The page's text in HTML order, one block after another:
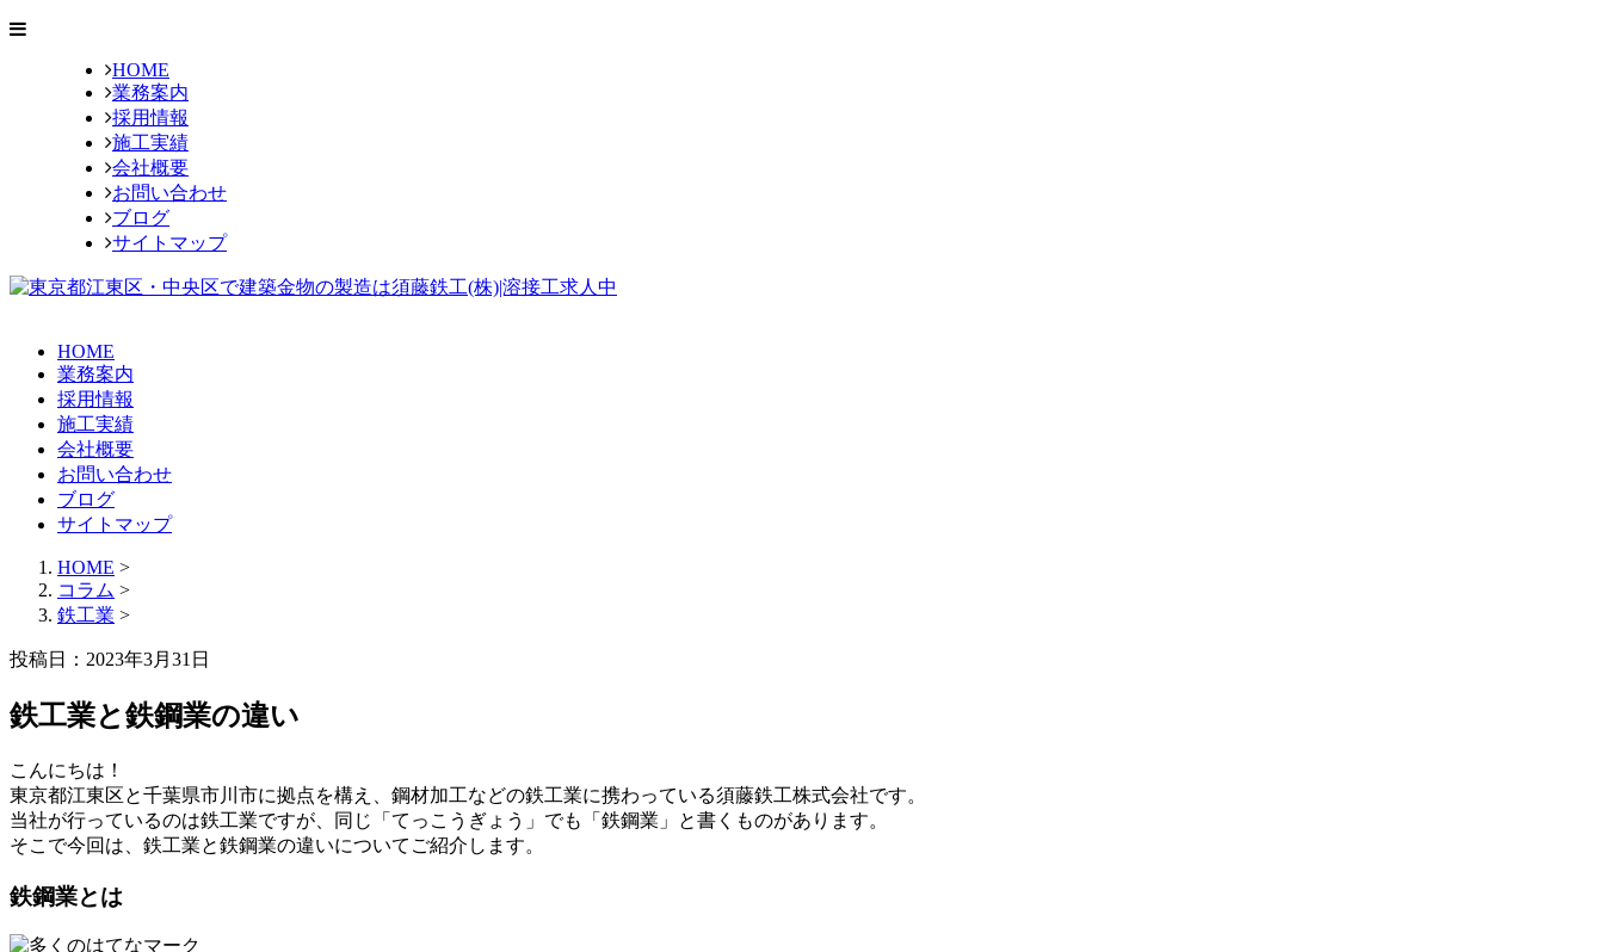
HOME
業務案内
採用情報
施工実績
会社概要
お問い合わせ
ブログ
サイトマップ
HOME
業務案内
採用情報
施工実績
会社概要
お問い合わせ
ブログ
サイトマップ
HOME >
コラム >
鉄工業 >
投稿日：2023年3月31日
鉄工業と鉄鋼業の違い
こんにちは！
東京都江東区と千葉県市川市に拠点を構え、鋼材加工などの鉄工業に携わっている須藤鉄工株式会社です。
当社が行っているのは鉄工業ですが、同じ「てっこうぎょう」でも「鉄鋼業」と書くものがあります。
そこで今回は、鉄工業と鉄鋼業の違いについてご紹介します。
鉄鋼業とは